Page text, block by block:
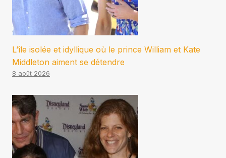
L’île isolée et idyllique où le prince William et Kate
Middleton aiment se détendre
8 août 2026